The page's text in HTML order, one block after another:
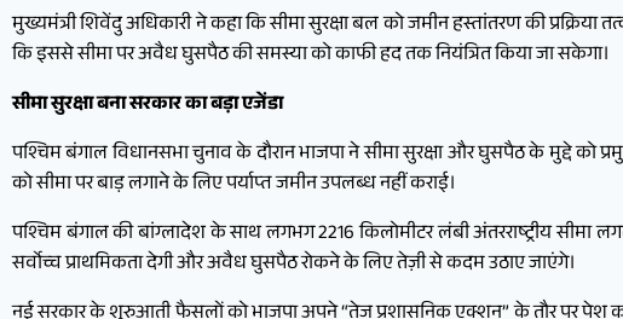
मुख्यमंत्री शिवेंदु अधिकारी ने कहा कि सीमा सुरक्षा बल को जमीन हस्तांतरण की प्रक्रिया
कि इससे सीमा पर अवैध घुसपैठ की समस्या को काफी हद तक नियंत्रित किया जा सकेगा।
सीमा सुरक्षा बना सरकार का बड़ा एजेंडा
पश्चिम बंगाल विधानसभा चुनाव के दौरान भाजपा ने सीमा सुरक्षा और घुसपैठ के मुद्दे को
को सीमा पर बाड़ लगाने के लिए पर्याप्त जमीन उपलब्ध नहीं कराई।
पश्चिम बंगाल की बांग्लादेश के साथ लगभग 2216 किलोमीटर लंबी अंतरराष्ट्रीय सीमा
सर्वोच्च प्राथमिकता देगी और अवैध घुसपैठ रोकने के लिए तेज़ी से कदम उठाए जाएंगे।